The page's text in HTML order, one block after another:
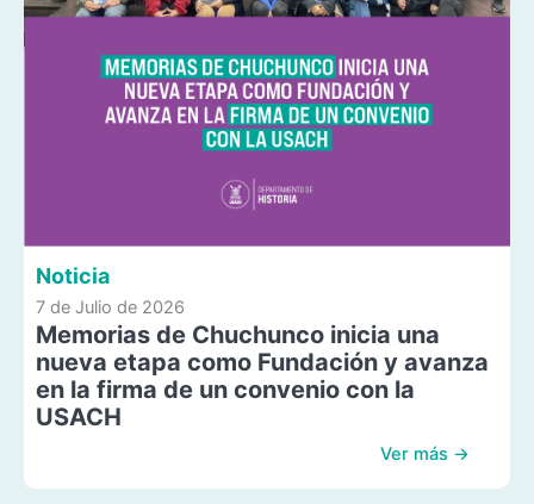
Noticia
7 de Julio de 2026
Memorias de Chuchunco inicia una
nueva etapa como Fundación y avanza
en la firma de un convenio con la
USACH
Ver más →